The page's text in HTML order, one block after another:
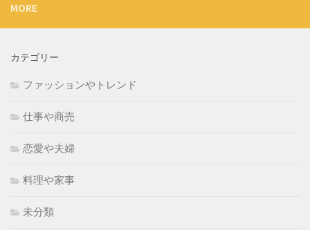
MORE
カテゴリー
ファッションやトレンド
仕事や商売
恋愛や夫婦
料理や家事
未分類